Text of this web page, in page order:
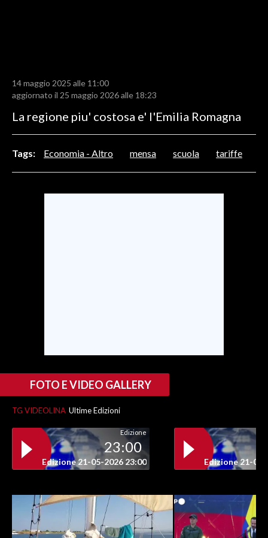
SPORT
RISULTATI E CLASSIFICHE
SARDEGNA TURISMO
SARDI NEL MONDO
NOTIZIE
EVENTI
3 MINUTI CON
INSULARITÀ
14 maggio 2025 alle 11:00
aggiornato il 25 maggio 2026 alle 18:23
La regione piu' costosa e' l'Emilia Romagna
Tags: Economia - Altro mensa scuola tariffe
FOTO E VIDEO GALLERY
TG VIDEOLINA Ultime Edizioni
Edizione
23:00
Edizione 21-05-2026 23:00 Edizione 21-05-